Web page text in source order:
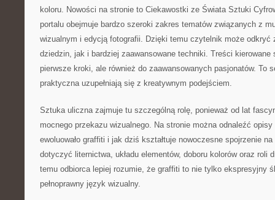
koloru. Nowości na stronie to Ciekawostki ze Świata Sztuki
portalu obejmuje bardzo szeroki zakres tematów związanych z
wizualnym i edycją fotografii. Dzięki temu czytelnik może odkryć
dziedzin, jak i bardziej zaawansowane techniki. Treści kierowane
pierwsze kroki, ale również do zaawansowanych pasjonatów. To
praktyczna uzupełniają się z kreatywnym podejściem.
Sztuka uliczna zajmuje tu szczególną rolę, ponieważ od lat
mocnego przekazu wizualnego. Na stronie można odnaleźć
ewoluowało graffiti i jak dziś kształtuje nowoczesne spojrzenie
dotyczyć liternictwa, układu elementów, doboru kolorów oraz roli
temu odbiorca lepiej rozumie, że graffiti to nie tylko ekspresyjny
pełnoprawny język wizualny.